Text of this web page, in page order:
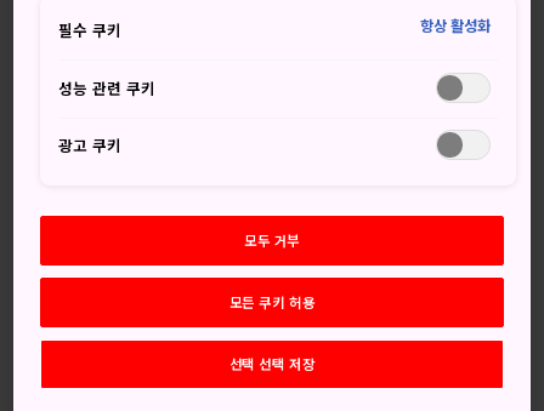
아름답고 정교하게 장식한 수레
등불과 신여가 줄을 잇는 활기 넘치는 행렬
오시는 길
전역의 여러 도시와 마을에서 열립니다.
가나자와
는이시카와
현 내 교통의 요지로, 다수의 열차와
버스 노선이 반도 곳곳을 향해 운행합니다. 교통량이 많지 않
고 해안 도로의 경치가 아름다워 드라이브를 즐기기 좋은 여행
필수 쿠키 항상 활성화
성능 관련 쿠키
광고 쿠키
모두 거부
모든 쿠키 허용
선택 선택 저장